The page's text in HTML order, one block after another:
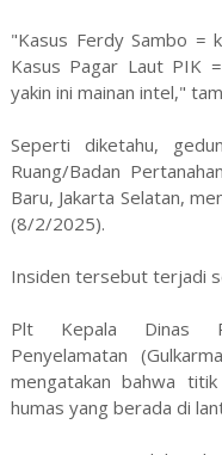
"Kasus Ferdy Sambo =
Kasus Pagar Laut PIK
yakin ini mainan intel,"
Seperti diketahu,
Ruang/Badan
Baru, Jakarta Selatan,
(8/2/2025).
Insiden tersebut terjadi
Plt Kepala Dinas
Penyelamatan
mengatakan bahwa
humas yang berada di